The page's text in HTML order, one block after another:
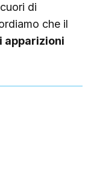
di
che il
apparizioni